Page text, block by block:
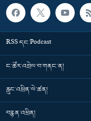
RSS དང་Podcast
ང་ཚོར་འབྲེལ་བ་གནང་ན།
རླུང་འཕྲིན་ལེ་ཚན།
བརྙན་འཕྲིན།